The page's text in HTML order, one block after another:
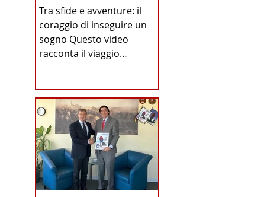
VIDEO
Tra sfide e avventure: il
coraggio di inseguire un
sogno Questo video
racconta il viaggio